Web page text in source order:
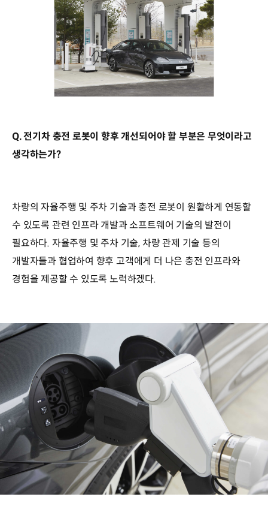
Q. 전기차 충전 로봇이 향후 개선되어야 할 부분은 무엇이라고
생각하는가?
차량의 자율주행 및 주차 기술과 충전 로봇이 원활하게 연동할
수 있도록 관련 인프라 개발과 소프트웨어 기술의 발전이
필요하다. 자율주행 및 주차 기술, 차량 관제 기술 등의
개발자들과 협업하여 향후 고객에게 더 나은 충전 인프라와
경험을 제공할 수 있도록 노력하겠다.